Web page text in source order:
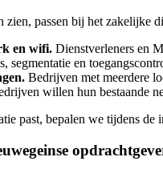
passen bij het zakelijke
en wifi. Dienstverleners en
segmentatie en
Bedrijven met meerdere
willen hun bestaande
past, bepalen we tijdens